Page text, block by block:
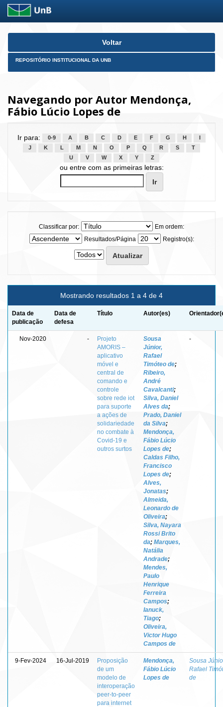
Skip
Voltar
REPOSITÓRIO INSTITUCIONAL DA UNB
Navegando por Autor Mendonça,
Fábio Lúcio Lopes de
Ir para: 0-9 A B C D E F G H
J
K L M N O P Q R S
T
U
V W X Y Z
ou entre com as primeiras letras:
Classificar por:
Em ordem:
Resultados/Página
Registro(s):
Mostrando resultados 1 a 4 de 4
Data de
publicação
Data de
defesa
Título Autor(es)
Nov-2020 -
Projeto
AMORIS –
aplicativo
móvel e
central de
comando e
controle
sobre rede iot
para suporte
a ações de
solidariedade
no combate à
Covid-19 e
outros surtos
Sousa
Júnior,
Rafael
Timóteo de;
Ribeiro,
André
Cavalcanti;
Silva, Daniel
Alves da;
Prado, Daniel
da Silva;
Mendonça,
Fábio Lúcio
Lopes de;
Caldas Filho,
Francisco
Lopes de;
Alves,
Jonatas;
Almeida,
Leonardo de
Oliveira;
Silva, Nayara
Rossi Brito
da; Marques,
Natália
Andrade;
Mendes,
Paulo
Henrique
Ferreira
Campos;
Ianuck,
Tiago;
Oliveira,
Victor Hugo
Campos de
-
9-Fev-2024 16-Jul-2019
Proposição
de um
modelo de
interoperação
peer-to-peer
para internet
Mendonça,
Fábio Lúcio
Lopes de
Sousa
Rafael
de